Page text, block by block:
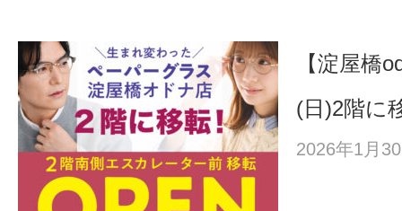
【淀屋橋
(日)2階に
2026年1月